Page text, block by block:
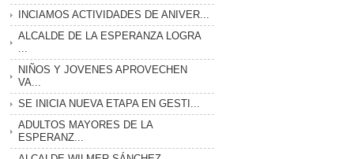
INCIAMOS ACTIVIDADES DE ANIVER...
ALCALDE DE LA ESPERANZA LOGRA
NIÑOS Y JOVENES APROVECHEN
VA...
SE INICIA NUEVA ETAPA EN GESTI...
ADULTOS MAYORES DE LA
ESPERANZ...